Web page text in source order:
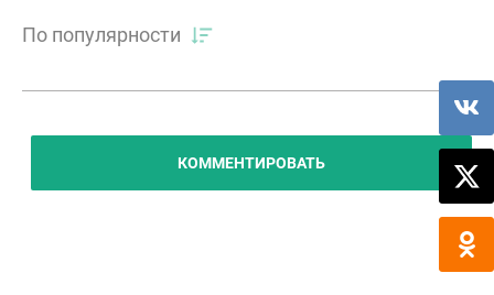
По популярности
КОММЕНТИРОВАТЬ